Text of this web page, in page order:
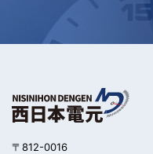
〒812-0016